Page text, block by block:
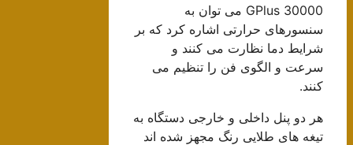
GPlus 30000 می توان به
سنسورهای حرارتی اشاره کرد که بر
شرایط دما نظارت می کنند و
سرعت و الگوی فن را تنظیم می
کنند.
هر دو پنل داخلی و خارجی دستگاه به
تیغه های طلایی رنگ مجهز شده اند